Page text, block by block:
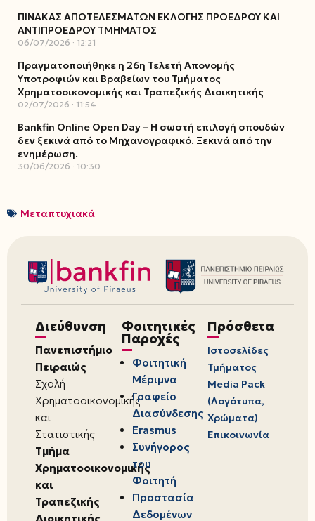
ΠΙΝΑΚΑΣ ΑΠΟΤΕΛΕΣΜΑΤΩΝ ΕΚΛΟΓΗΣ ΠΡΟΕΔΡΟΥ ΚΑΙ
ΑΝΤΙΠΡΟΕΔΡΟΥ ΤΜΗΜΑΤΟΣ
06/07/2026 12:21
Πραγματοποιήθηκε η 26η Τελετή Απονομής
Υποτροφιών και Βραβείων του Τμήματος
Χρηματοοικονομικής και Τραπεζικής Διοικητικής
02/07/2026 11:54
Bankfin Online Open Day – Η σωστή επιλογή σπουδών
δεν ξεκινά από το Μηχανογραφικό. Ξεκινά από την
ενημέρωση.
30/06/2026 10:30
Μεταπτυχιακά
Διεύθυνση
Πανεπιστήμιο
Πειραιώς
Σχολή
Χρηματοοικονομικής
και
Στατιστικής
Τμήμα
Χρηματοοικονομικής
και
Τραπεζικής
Φοιτητικές
Παροχές
Φοιτητική
Μέριμνα
Γραφείο
Διασύνδεσης
Erasmus
Συνήγορος
του
Φοιτητή
Προστασία
Δεδομένων
Πρόσθετα
Ιστοσελίδες
Τμήματος
Media Pack
(Λογότυπα,
Χρώματα)
Επικοινωνία